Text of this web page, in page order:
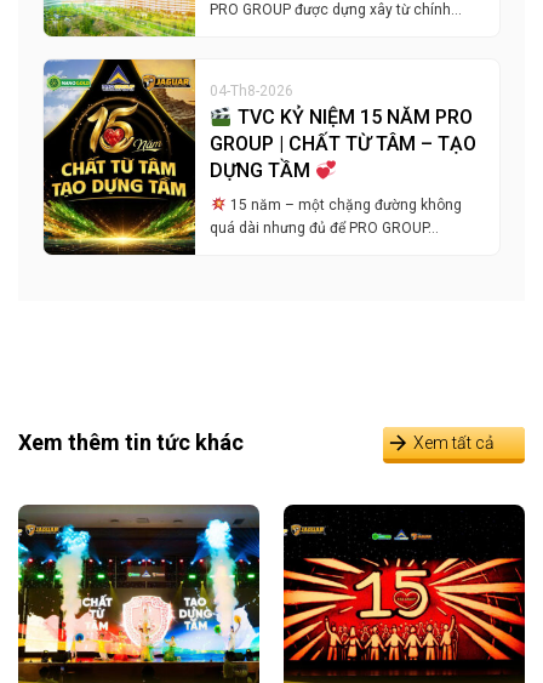
PRO GROUP được dựng xây từ chính…
04-Th8-2026
TVC KỶ NIỆM 15 NĂM PRO
GROUP | CHẤT TỪ TÂM – TẠO
DỰNG TẦM
15 năm – một chặng đường không
quá dài nhưng đủ để PRO GROUP…
Xem thêm tin tức khác Xem tất cả